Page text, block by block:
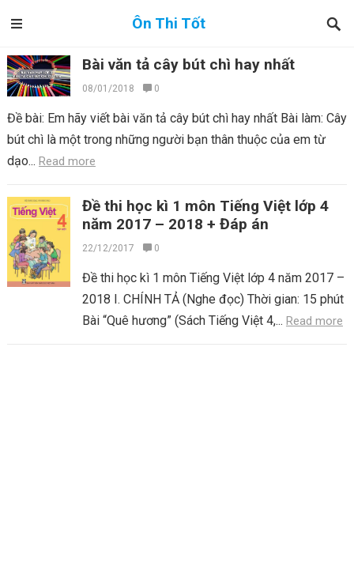
Ôn Thi Tốt
Bài văn tả cây bút chì hay nhất
08/01/2018 0
Đề bài: Em hãy viết bài văn tả cây bút chì hay nhất Bài làm: Cây
bút chì là một trong những người bạn thân thuộc của em từ
dạo... Read more
Đề thi học kì 1 môn Tiếng Việt lớp 4
năm 2017 – 2018 + Đáp án
22/12/2017 0
Đề thi học kì 1 môn Tiếng Việt lớp 4 năm 2017 –
2018 I. CHÍNH TẢ (Nghe đọc) Thời gian: 15 phút
Bài “Quê hương” (Sách Tiếng Việt 4,... Read more